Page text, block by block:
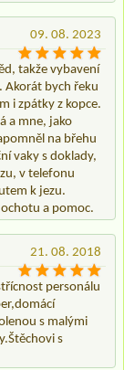
09. 08. 2023
takže vybavení
bych řeku
i zpátky z kopce.
a mne, jako
na břehu
vaky s doklady,
v telefonu
k jezu.
a pomoc.
21. 08. 2018
personálu
s malými
s